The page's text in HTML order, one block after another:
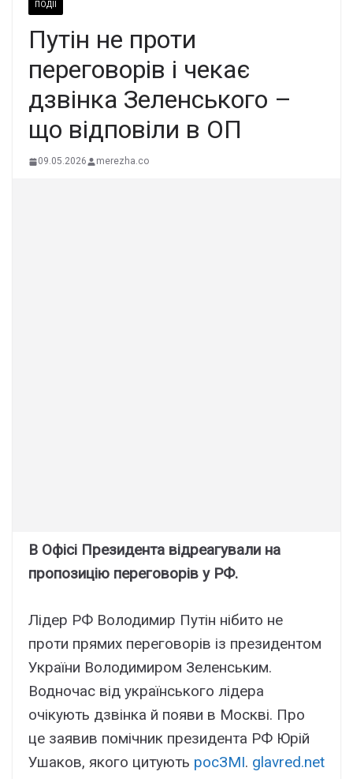
ПОДІЇ
Путін не проти
переговорів і чекає
дзвінка Зеленського –
що відповіли в ОП
09.05.2026 merezha.co
В Офісі Президента відреагували на
пропозицію переговорів у РФ.
Лідер РФ Володимир Путін нібито не
проти прямих переговорів із президентом
України Володимиром Зеленським.
Водночас від українського лідера
очікують дзвінка й появи в Москві. Про
це заявив помічник президента РФ Юрій
Ушаков, якого цитують росЗМІ. glavred.net